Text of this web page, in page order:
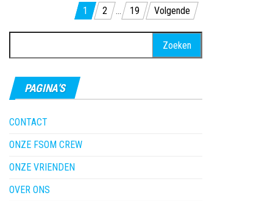
Berichten
paginering
1 2 … 19 Volgende
naar:
PAGINA’S
CONTACT
ONZE FSOM CREW
ONZE VRIENDEN
OVER ONS